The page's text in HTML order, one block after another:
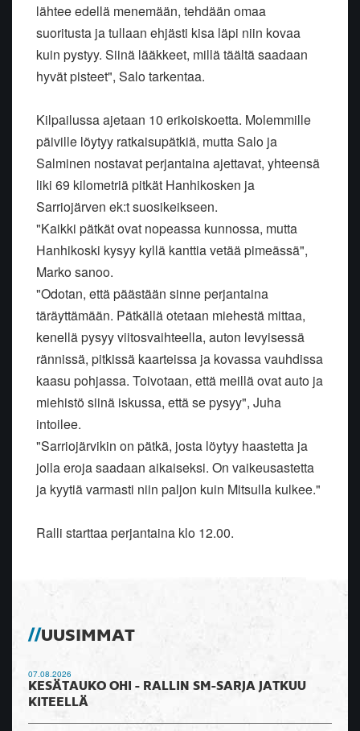
lähtee edellä menemään, tehdään omaa
suoritusta ja tullaan ehjästi kisa läpi niin kovaa
kuin pystyy. Siinä lääkkeet, millä täältä saadaan
hyvät pisteet", Salo tarkentaa.
Kilpailussa ajetaan 10 erikoiskoetta. Molemmille
päiville löytyy ratkaisupätkiä, mutta Salo ja
Salminen nostavat perjantaina ajettavat, yhteensä
liki 69 kilometriä pitkät Hanhikosken ja
Sarriojärven ek:t suosikeikseen.
"Kaikki pätkät ovat nopeassa kunnossa, mutta
Hanhikoski kysyy kyllä kanttia vetää pimeässä",
Marko sanoo.
"Odotan, että päästään sinne perjantaina
täräyttämään. Pätkällä otetaan miehestä mittaa,
kenellä pysyy viitosvaihteella, auton levyisessä
rännissä, pitkissä kaarteissa ja kovassa vauhdissa
kaasu pohjassa. Toivotaan, että meillä ovat auto ja
miehistö siinä iskussa, että se pysyy", Juha
intoilee.
"Sarriojärvikin on pätkä, josta löytyy haastetta ja
jolla eroja saadaan aikaiseksi. On vaikeusastetta
ja kyytiä varmasti niin paljon kuin Mitsulla kulkee."
Ralli starttaa perjantaina klo 12.00.
UUSIMMAT
07.08.2026
KESÄTAUKO OHI - RALLIN SM-SARJA JATKUU
KITEELLÄ